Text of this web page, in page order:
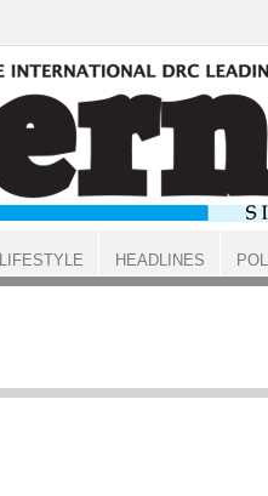
LIFESTYLE HEADLINES